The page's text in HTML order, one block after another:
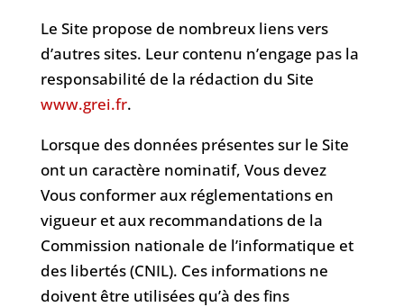
Le Site propose de nombreux liens vers
d’autres sites. Leur contenu n’engage pas la
responsabilité de la rédaction du Site
www.grei.fr.
Lorsque des données présentes sur le Site
ont un caractère nominatif, Vous devez
Vous conformer aux réglementations en
vigueur et aux recommandations de la
Commission nationale de l’informatique et
des libertés (CNIL). Ces informations ne
doivent être utilisées qu’à des fins